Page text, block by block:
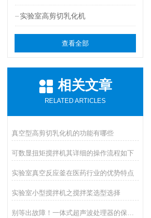
实验室高剪切乳化机
查看全部
相关文章
RELATED ARTICLES
真空型高剪切乳化机的功能有哪些
可数显扭矩搅拌机其详细的操作流程如下
实验室真空反应釜在医药行业的优势特点
实验室小型搅拌机之搅拌桨选型选择